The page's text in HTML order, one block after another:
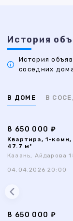
История
История
соседних
В ДОМЕ В
8 650 000 ₽
Квартира, 1-комн,
47.7 м²
Казань, Айдарова
04.04.2026 20:00
8 650 000 ₽